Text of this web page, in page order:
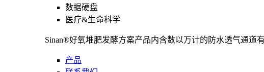
数据硬盘
医疗&生命科学
Sinan®好氧堆肥发酵方案产品内含数以万计的防水透气通道
产品